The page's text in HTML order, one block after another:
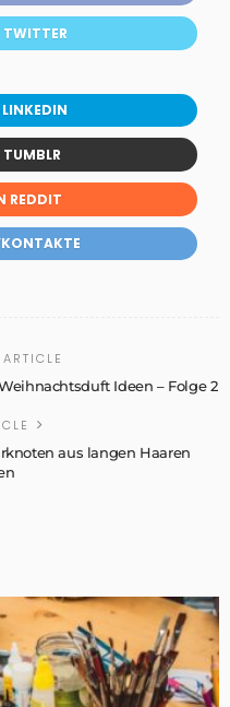
TWITTER
TUMBLR
REDDIT
Ideen – Folge 2
aus langen Haaren